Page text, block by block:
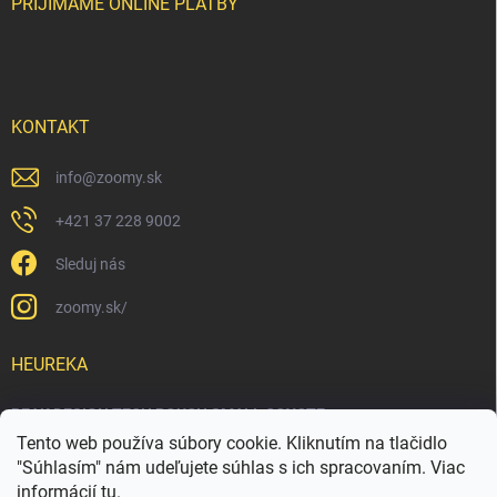
Tento web používa súbory cookie. Kliknutím na tlačidlo
"Súhlasím" nám udeľujete súhlas s ich spracovaním. Viac
informácií tu.
KONTAKT
info@zoomy.sk
+421 37 228 9002
Sleduj nás
zoomy.sk/
HEUREKA
PEAK DESIGN TECH POUCH SMALL COYOTE